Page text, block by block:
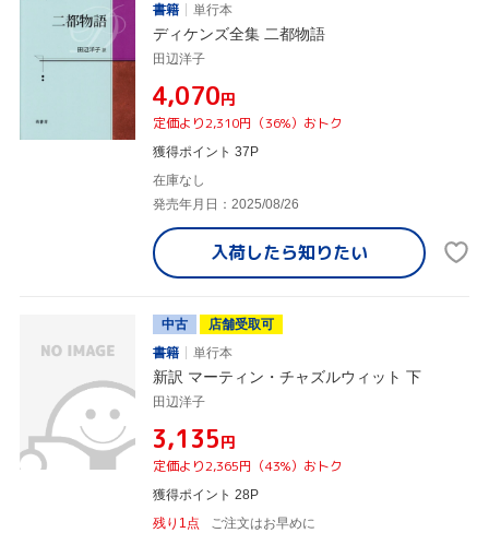
書籍
単行本
ディケンズ全集 二都物語
田辺洋子
¥4,070円
定価より2,310円（36%）おトク
獲得ポイント 37P
在庫なし
発売年月日：2025/08/26
入荷したら知りたい
中古
店舗受取可
書籍
単行本
新訳 マーティン・チャズルウィット 下
田辺洋子
¥3,135円
定価より2,365円（43%）おトク
獲得ポイント 28P
残り1点
ご注文はお早めに